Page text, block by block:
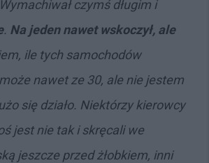
czymś długim i
. Na jeden nawet wskoczył, ale
ile tych samochodów
nawet ze 30, ale nie jestem
się działo. Niektórzy kierowcy
jest nie tak i skręcali we
jeszcze przed żłobkiem, inni